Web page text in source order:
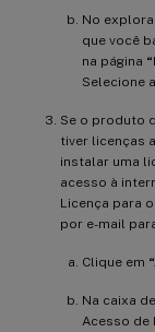
No
que você
na página
Selecione
Se o produto
tiver licenças
instalar uma
acesso à
Licença para
por e-mail
Clique em
Na caixa
Acesso de